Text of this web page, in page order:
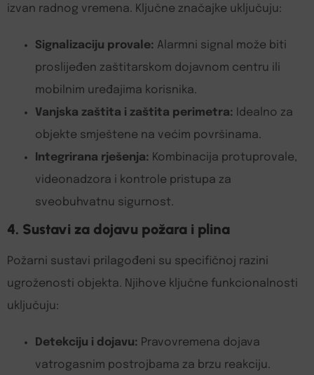
izvan radnog vremena. Ključne značajke uključuju:
Signalizaciju provale: Alarmni signal može biti
proslijeđen zaštitarskom dojavnom centru ili
mobilnim uređajima korisnika.
Vanjska zaštita i zaštita perimetra: Idealno za
objekte smještene na većim površinama.
Integrirana rješenja: Kombinacija protuprovale,
videonadzora i kontrole pristupa za
sveobuhvatnu sigurnost.
4. Sustavi za dojavu požara i plina
Požarni sustavi prilagođeni su specifičnoj razini
ugroženosti objekta. Njihove ključne funkcionalnosti
uključuju:
Detekciju i dojavu: Pravovremena dojava
vatrogasnim postrojbama za brzu reakciju.